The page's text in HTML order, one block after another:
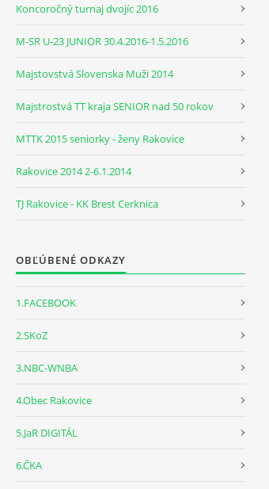
Koncoročný turnaj dvojíc 2016
M-SR U-23 JUNIOR 30.4.2016-1.5.2016
Majstovstvá Slovenska Muži 2014
Majstrostvá TT kraja SENIOR nad 50 rokov
MTTK 2015 seniorky - ženy Rakovice
Rakovice 2014 2-6.1.2014
TJ Rakovice - KK Brest Cerknica
OBĽÚBENÉ ODKAZY
1.FACEBOOK
2.SKoZ
3.NBC-WNBA
4.Obec Rakovice
5.JaR DIGITÁL
6.ČKA